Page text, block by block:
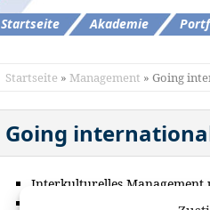
Startseite Akademie
Startseite » Management » Going
Going
Interkulturelles Management